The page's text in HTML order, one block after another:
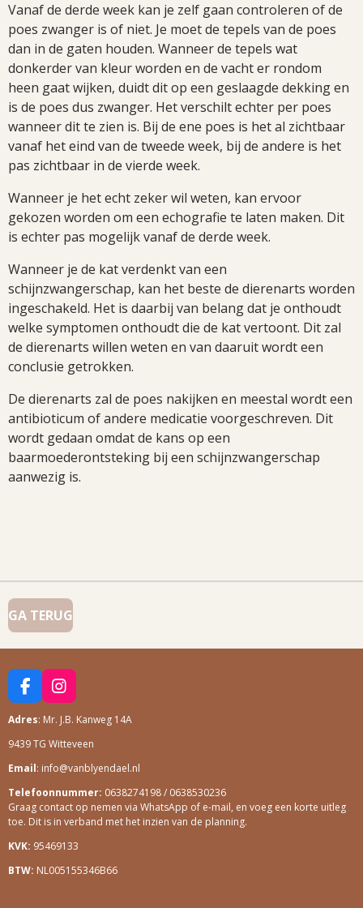
Vanaf de derde week kan je zelf gaan controleren of de
poes zwanger is of niet. Je moet de tepels van de poes
dan in de gaten houden. Wanneer de tepels wat
donkerder van kleur worden en de vacht er rondom
heen gaat wijken, duidt dit op een geslaagde dekking en
is de poes dus zwanger. Het verschilt echter per poes
wanneer dit te zien is. Bij de ene poes is het al zichtbaar
vanaf het eind van de tweede week, bij de andere is het
pas zichtbaar in de vierde week.
Wanneer je het echt zeker wil weten, kan ervoor
gekozen worden om een echografie te laten maken. Dit
is echter pas mogelijk vanaf de derde week.
Wanneer je de kat verdenkt van een
schijnzwangerschap, kan het beste de dierenarts worden
ingeschakeld. Het is daarbij van belang dat je onthoudt
welke symptomen onthoudt die de kat vertoont. Dit zal
de dierenarts willen weten en van daaruit wordt een
conclusie getrokken.
De dierenarts zal de poes nakijken en meestal wordt een
antibioticum of andere medicatie voorgeschreven. Dit
wordt gedaan omdat de kans op een
baarmoederontsteking bij een schijnzwangerschap
aanwezig is.
GA TERUG
F
A
C
E
B
O
O
K
I
N
S
T
A
G
A
M
Adres: Mr. J.B. Kanweg 14A
9439 TG Witteveen
Email: info@vanblyendael.nl
Telefoonnummer: 0638274198 / 0638530236
Graag contact op nemen via WhatsApp of e-mail, en voeg een korte uitleg
toe. Dit is in verband met het inzien van de planning.
KVK: 95469133
BTW: NL005155346B66